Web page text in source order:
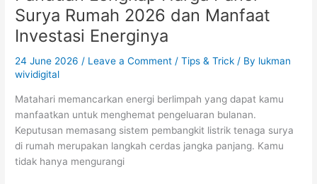
Surya Rumah 2026 dan Manfaat
Investasi Energinya
24 June 2026/ Leave a Comment /Tips & Trick / By lukman
wividigital
Matahari memancarkan energi berlimpah yang dapat kamu
manfaatkan untuk menghemat pengeluaran bulanan.
Keputusan memasang sistem pembangkit listrik tenaga surya
di rumah merupakan langkah cerdas jangka panjang. Kamu
tidak hanya mengurangi